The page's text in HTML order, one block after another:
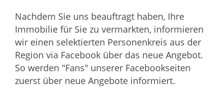
Nachdem Sie uns beauftragt haben, Ihre
Immobilie für Sie zu vermarkten, informieren
wir einen selektierten Personenkreis aus der
Region via Facebook über das neue Angebot.
So werden "Fans" unserer Facebookseiten
zuerst über neue Angebote informiert.